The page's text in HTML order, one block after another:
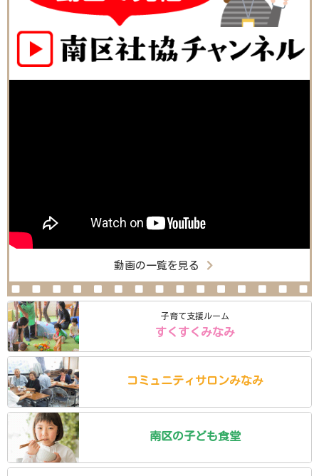
動画の一覧を見る
子育て支援ルーム
すくすくみなみ
コミュニティ サロンみなみ
南区の子ども食堂